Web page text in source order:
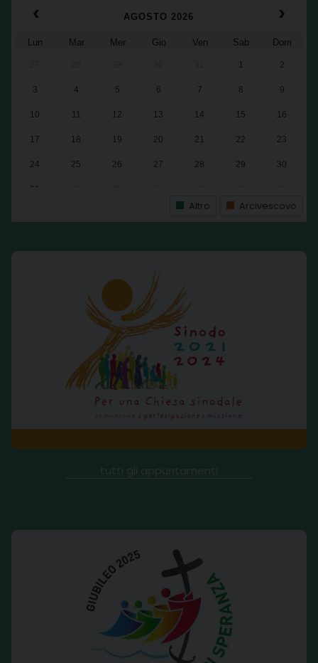
‹
AGOSTO 2026 ›
Lun Mar Mer Gio Ven Sab Dom
1 2
3 4 5 6 7 8 9
10 11 12 13 14 15 16
17 18 19 20 21 22 23
24 25 26 27 28 29 30
31
Altro Arcivescovo
tutti gli appuntamenti